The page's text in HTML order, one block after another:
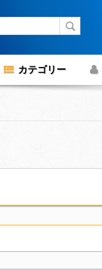
カテゴリー